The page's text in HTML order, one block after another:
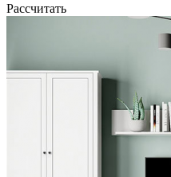
Рассчитать